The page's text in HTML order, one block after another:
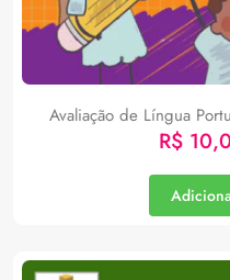
Avaliação de Língua
R$